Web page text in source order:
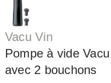
Vacu Vin
Pompe à vide
avec 2 bouchons